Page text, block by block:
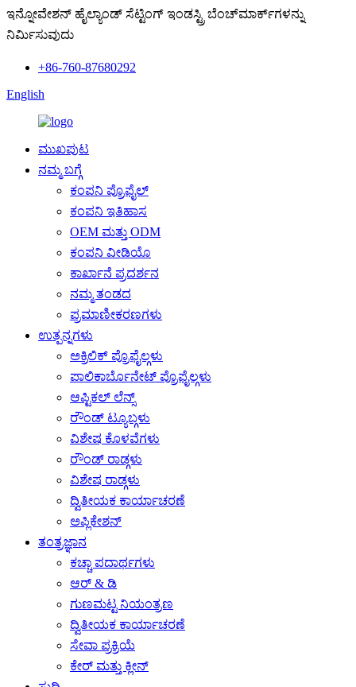
ಇನ್ನೋವೇಶನ್ ಹೈಲ್ಯಾಂಡ್ ಸೆಟ್ಟಿಂಗ್ ಇಂಡಸ್ಟ್ರಿ ಬೆಂಚ್‌ಮಾರ್ಕ್‌ಗಳನ್ನು
ನಿರ್ಮಿಸುವುದು
+86-760-87680292
English
ಮುಖಪುಟ
ನಮ್ಮ ಬಗ್ಗೆ
ಕಂಪನಿ ಪ್ರೊಫೈಲ್
ಕಂಪನಿ ಇತಿಹಾಸ
OEM ಮತ್ತು ODM
ಕಂಪನಿ ವೀಡಿಯೊ
ಕಾರ್ಖಾನೆ ಪ್ರದರ್ಶನ
ನಮ್ಮ ತಂಡದ
ಪ್ರಮಾಣೀಕರಣಗಳು
ಉತ್ಪನ್ನಗಳು
ಅಕ್ರಿಲಿಕ್ ಪ್ರೊಫೈಲ್ಗಳು
ಪಾಲಿಕಾರ್ಬೊನೇಟ್ ಪ್ರೊಫೈಲ್ಗಳು
ಆಪ್ಟಿಕಲ್ ಲೆನ್ಸ್
ರೌಂಡ್ ಟ್ಯೂಬ್ಗಳು
ವಿಶೇಷ ಕೊಳವೆಗಳು
ರೌಂಡ್ ರಾಡ್ಗಳು
ವಿಶೇಷ ರಾಡ್ಗಳು
ದ್ವಿತೀಯಕ ಕಾರ್ಯಾಚರಣೆ
ಅಪ್ಲಿಕೇಶನ್
ತಂತ್ರಜ್ಞಾನ
ಕಚ್ಚಾ ಪದಾರ್ಥಗಳು
ಆರ್ & ಡಿ
ಗುಣಮಟ್ಟ ನಿಯಂತ್ರಣ
ದ್ವಿತೀಯಕ ಕಾರ್ಯಾಚರಣೆ
ಸೇವಾ ಪ್ರಕ್ರಿಯೆ
ಕೇರ್ ಮತ್ತು ಕ್ಲೀನ್